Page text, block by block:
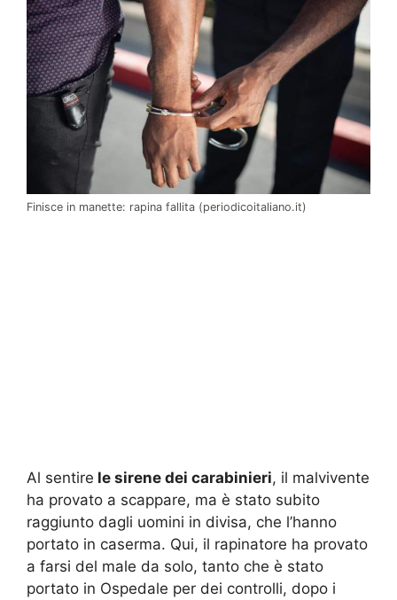
Finisce in manette: rapina fallita (periodicoitaliano.it)
Al sentire le sirene dei carabinieri, il malvivente
ha provato a scappare, ma è stato subito
raggiunto dagli uomini in divisa, che l’hanno
portato in caserma. Qui, il rapinatore ha provato
a farsi del male da solo, tanto che è stato
portato in Ospedale per dei controlli, dopo i